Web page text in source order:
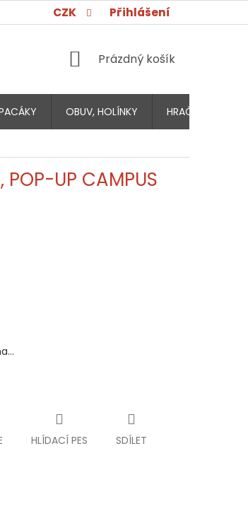
CZK Přihlášení
NÁKUPNÍ
Prázdný košík
OBUV, HOLÍNKY HRAČKY PRO
POP-UP CAMPUS
HLÍDACÍ PES SDÍLET